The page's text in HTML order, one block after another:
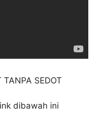
TANPA SEDOT
dibawah ini